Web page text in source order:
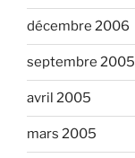
décembre 2006
septembre 2005
avril 2005
mars 2005